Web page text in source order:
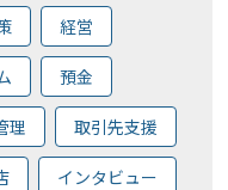
経営
預金
理 取引先支援
インタビュー